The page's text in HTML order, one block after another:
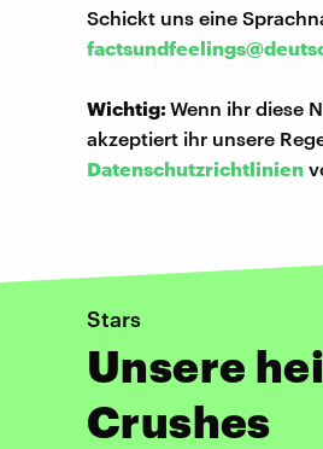
Schickt uns eine
Wichtig:Wenn ihr diese
akzeptiert ihr unsere
Datenschutzrichtlinien
Stars
Unsere
Crushes